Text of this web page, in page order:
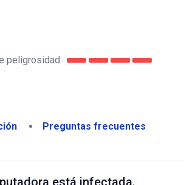
peligrosidad:
Preguntas frecuentes
está infectada.